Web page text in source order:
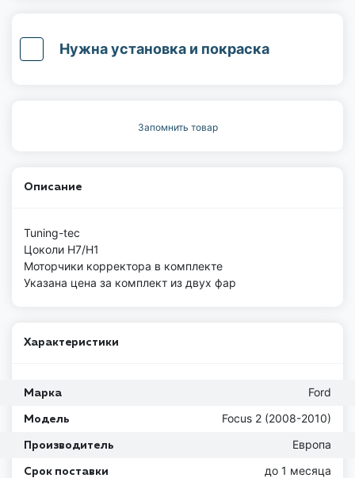
Нужна установка и покраска
Запомнить товар
Описание
Tuning-tec
Цоколи Н7/H1
Моторчики корректора в комплекте
Указана цена за комплект из двух фар
Характеристики
Марка Ford
Модель Focus 2 (2008-2010)
Производитель Европа
Срок поставки до 1 месяца